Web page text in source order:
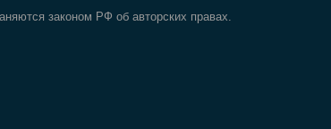
законом РФ об авторских правах.